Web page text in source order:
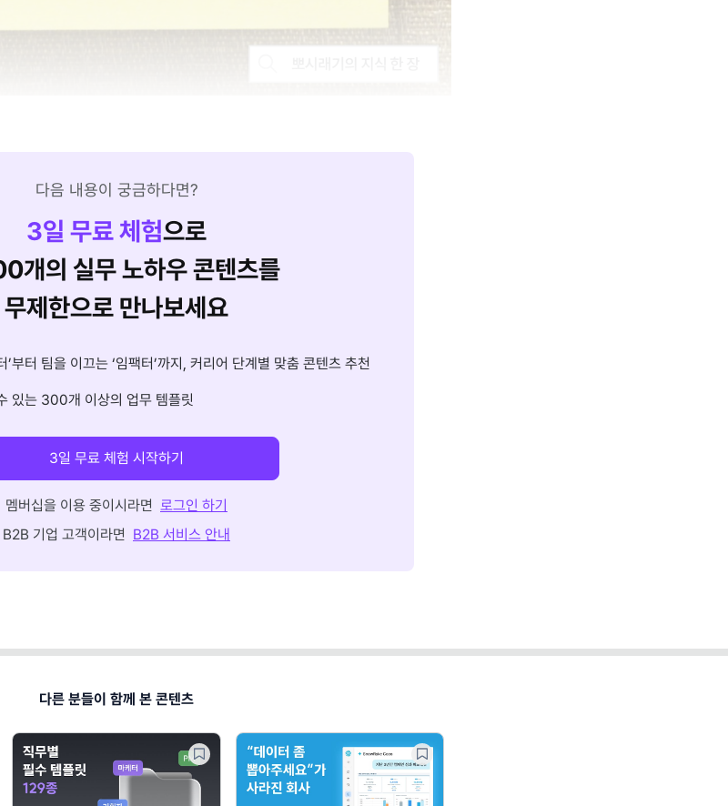
다음 내용이 궁금하다면?
3일 무료 체험으로
개의 실무 노하우 콘텐츠를
무제한으로 만나보세요
’부터 팀을 이끄는 ‘임팩터’까지, 커리어 단계별 맞춤 콘텐츠 추천
있는 300개 이상의 업무 템플릿
3일 무료 체험 시작하기
멤버십을 이용 중이시라면 로그인 하기
B2B 기업 고객이라면 B2B 서비스 안내
다른 분들이 함께 본 콘텐츠